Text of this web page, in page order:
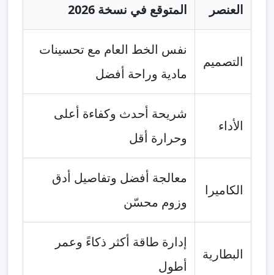
العنصر المتوقع في نسخة 2026
التصميم
نفس الخط العام مع تحسينات
مادية وراحة أفضل
الأداء
شريحة أحدث وكفاءة أعلى
وحرارة أقل
الكاميرا
معالجة أفضل وتفاصيل أدق
وزوم محسّن
البطارية
إدارة طاقة أكثر ذكاءً وعمر
أطول